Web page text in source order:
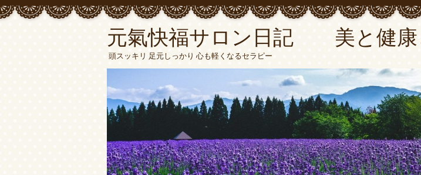
元氣快福サロン日記 美と健康
頭スッキリ 足元しっかり 心も軽くなるセラピー